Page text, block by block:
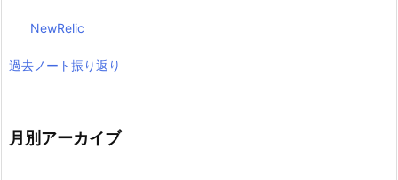
NewRelic
過去ノート振り返り
月別アーカイブ